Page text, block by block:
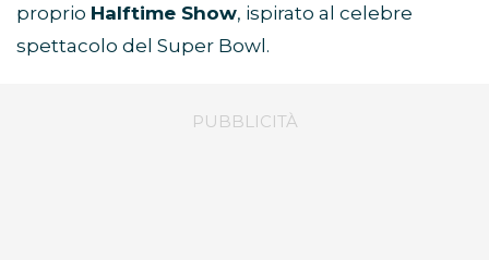
proprio Halftime Show, ispirato al celebre
spettacolo del Super Bowl.